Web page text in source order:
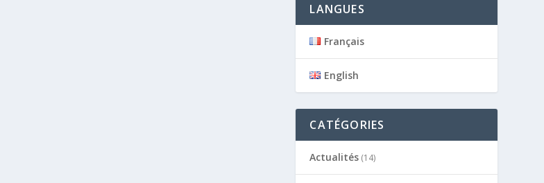
LANGUES
Français
English
CATÉGORIES
Actualités (14)